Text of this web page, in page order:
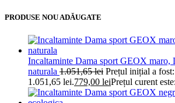
PRODUSE NOU ADĂUGATE
Incaltaminte Dama sport GEOX maro,
naturala 1.051,65lei Prețul inițial a fost:
1.051,65 lei.779,00 leiPrețul curent